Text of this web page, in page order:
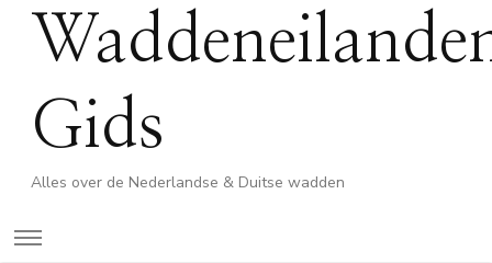
Gids
Alles over de Nederlandse & Duitse wadden